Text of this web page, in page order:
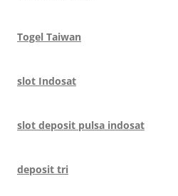
Togel Taiwan
slot Indosat
slot deposit pulsa indosat
deposit tri